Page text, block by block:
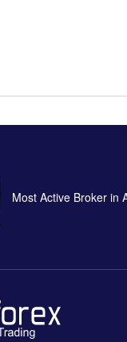
Most Active Broker in